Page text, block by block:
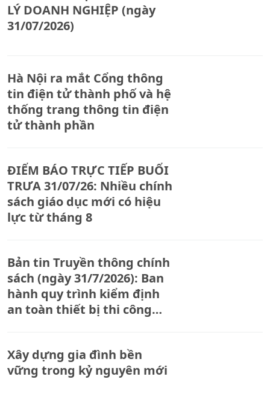
LÝ DOANH NGHIỆP (ngày
31/07/2026)
Hà Nội ra mắt Cổng thông
tin điện tử thành phố và hệ
thống trang thông tin điện
tử thành phần
ĐIỂM BÁO TRỰC TIẾP BUỔI
TRƯA 31/07/26: Nhiều chính
sách giáo dục mới có hiệu
lực từ tháng 8
Bản tin Truyền thông chính
sách (ngày 31/7/2026): Ban
hành quy trình kiểm định
an toàn thiết bị thi công
Xây dựng gia đình bền
vững trong kỷ nguyên mới